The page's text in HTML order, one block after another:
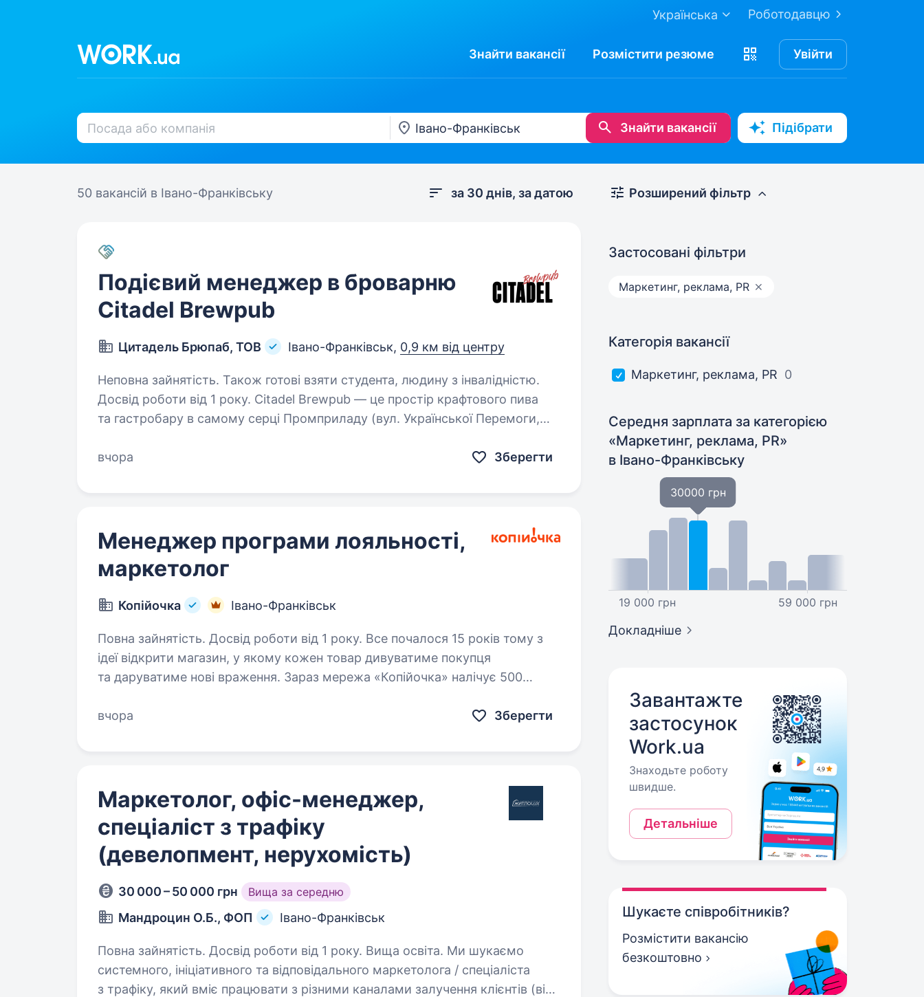
Роботодавцю
Українська
Знайти вакансії Розмістити резюме Увійти
Знайти вакансії Підібрати
50 вакансій в Івано-Франківську за 30 днів, за датою
Подієвий менеджер в броварню
Citadel Brewpub
Цитадель Брюпаб, ТОВ Івано-Франківськ, 0,9 км від центру
Неповна зайнятість. Також готові взяти студента, людину з інвалідністю.
Досвід роботи від 1 року. Citadel Brewpub — це простір крафтового пива
та гастробару в самому серці Промприладу (вул. Української Перемоги,
«Сіль», і тут завжди кипить…
вчора Зберегти
Менеджер програми лояльності,
маркетолог
Копійочка Івано-Франківськ
Повна зайнятість. Досвід роботи від 1 року. Все почалося 15 років тому з
ідеї відкрити магазин, у якому кожен товар дивуватиме покупця
та даруватиме нові враження. Зараз мережа «Копійочка» налічує 500
вчора
Зберегти
Маркетолог, офіс-менеджер,
спеціаліст з трафіку
(девелопмент, нерухомість)
30 000 – 50 000 грн Вища за середню
Мандроцин О.Б., ФОП Івано-Франківськ
Повна зайнятість. Досвід роботи від 1 року. Вища освіта. Ми шукаємо
системного, ініціативного та відповідального маркетолога / спеціаліста
з трафіку, який вміє працювати з різними каналами залучення клієнтів (від
Розширений фільтр
Застосовані фільтри
Маркетинг, реклама, PR
Категорія вакансії
Маркетинг, реклама, PR 0
Середня зарплата за категорією
«Маркетинг, реклама, PR»
в Івано-Франківську
19 000 грн
30000 грн
59 000 грн
Докладніше
Завантажте
застосунок
Work.ua
Знаходьте роботу
швидше.
Детальніше
Шукаєте співробітників?
Розмістити вакансію
безкоштовно